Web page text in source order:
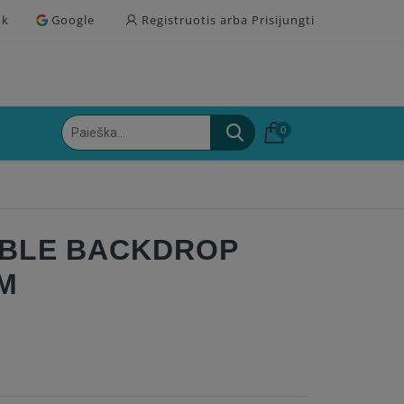
Google Registruotis arba Prisijungti
0
BACKDROP